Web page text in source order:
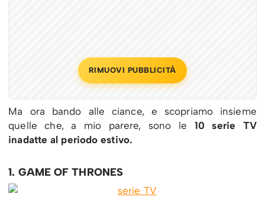
RIMUOVI PUBBLICITÀ
Ma ora bando alle ciance, e scopriamo insieme
quelle che, a mio parere, sono le 10 serie TV
inadatte al periodo estivo.
1. GAME OF THRONES